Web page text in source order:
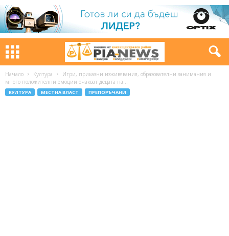
Начало Култура
Игри, приказни изживявания, образователни занимания и
много положителни емоции очакват децата на...
КУЛТУРА МЕСТНА ВЛАСТ ПРЕПОРЪЧАНИ